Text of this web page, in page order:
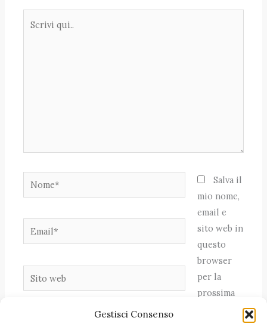
Gestisci Consenso
Nome*
Email*
Sito
web
Salva il
mio nome,
email e
sito web in
questo
browser
per la
prossima